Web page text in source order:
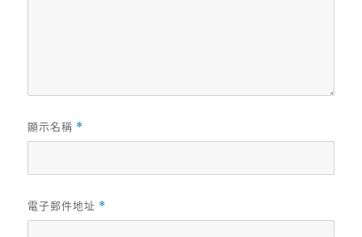
顯示名稱 *
電子郵件地址 *